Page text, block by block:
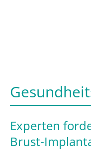
Experten
Brust-